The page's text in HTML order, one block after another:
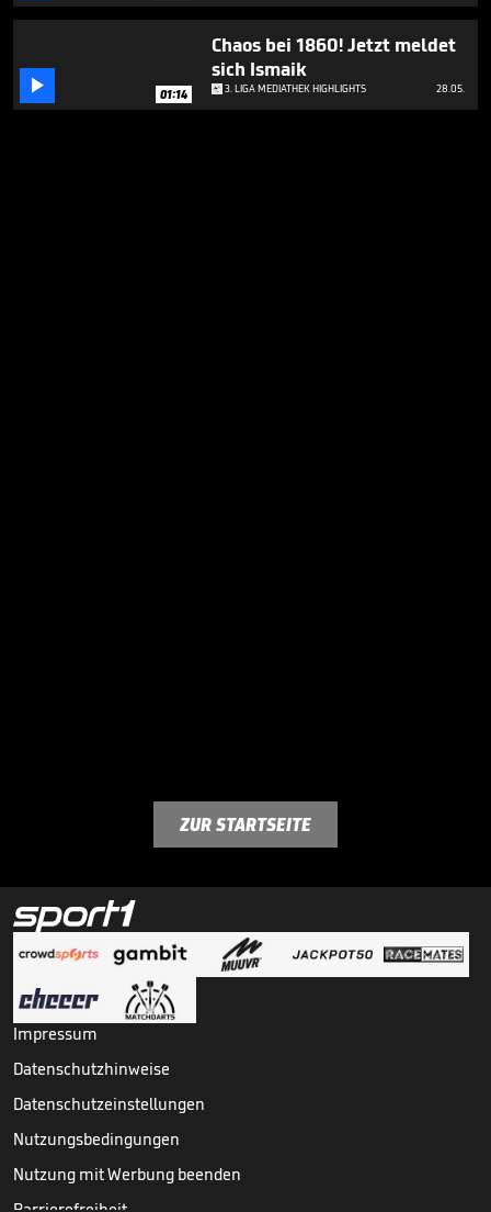
 01:14
Chaos bei 1860! Jetzt meldet
sich Ismaik
3. LIGA MEDIATHEK HIGHLIGHTS 28.05.
ZUR STARTSEITE
Impressum
Datenschutzhinweise
Datenschutzeinstellungen
Nutzungsbedingungen
Nutzung mit Werbung beenden